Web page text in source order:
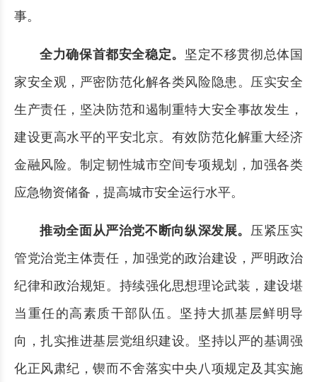
事。
全力确保首都安全稳定。 坚定不移贯彻总体国
家安全观，严密防范化解各类风险隐患。压实安全
生产责任，坚决防范和遏制重特大安全事故发生，
建设更高水平的平安北京。有效防范化解重大经济
金融风险。制定韧性城市空间专项规划，加强各类
应急物资储备，提高城市安全运行水平。
推动全面从严治党不断向纵深发展。 压紧压实
管党治党主体责任，加强党的政治建设，严明政治
纪律和政治规矩。持续强化思想理论武装，建设堪
当重任的高素质干部队伍。坚持大抓基层鲜明导
向，扎实推进基层党组织建设。坚持以严的基调强
化正风肃纪，锲而不舍落实中央八项规定及其实施